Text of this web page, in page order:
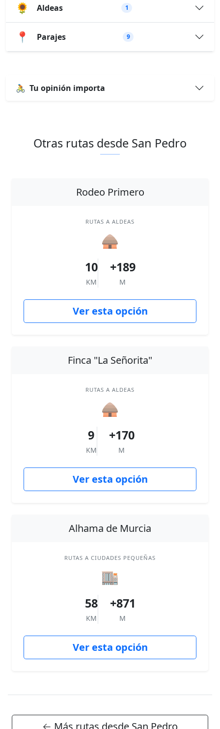
🌻 Aldeas 1
📍 Parajes 9
🚴 Tu opinión importa
Otras rutas desde San Pedro
Rodeo Primero
RUTAS A ALDEAS
🛖
10
KM
+189
M
Ver esta opción
Finca "La Señorita"
RUTAS A ALDEAS
🛖
9
KM
+170
M
Ver esta opción
Alhama de Murcia
RUTAS A CIUDADES PEQUEÑAS
🏬
58
KM
+871
M
Ver esta opción
← Más rutas desde San Pedro